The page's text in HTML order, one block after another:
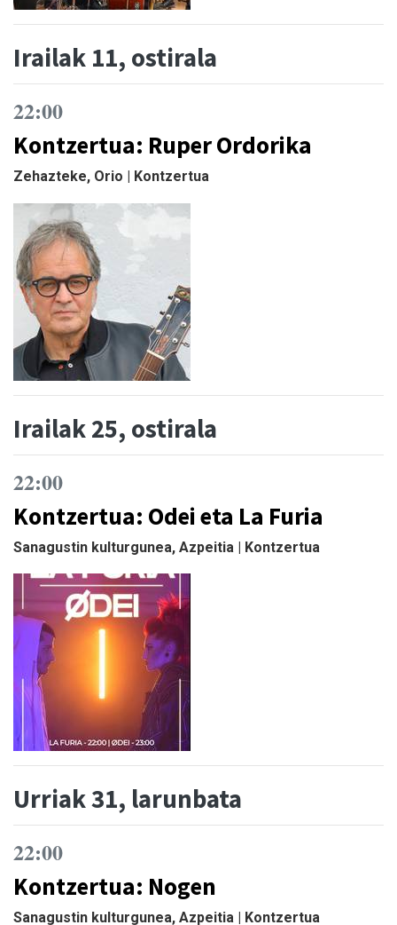
Irailak 11, ostirala
22:00
Kontzertua: Ruper Ordorika
Zehazteke, Orio | Kontzertua
Irailak 25, ostirala
22:00
Kontzertua: Odei eta La Furia
Sanagustin kulturgunea, Azpeitia | Kontzertua
Urriak 31, larunbata
22:00
Kontzertua: Nogen
Sanagustin kulturgunea, Azpeitia | Kontzertua